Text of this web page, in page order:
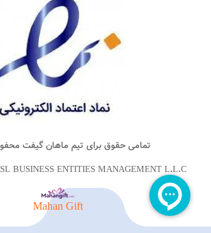
تمامی حقوق برای تیم ماهان گیفت
BUSINESS ENTITIES MANAGEMENT L.L.C
Mahan Gift